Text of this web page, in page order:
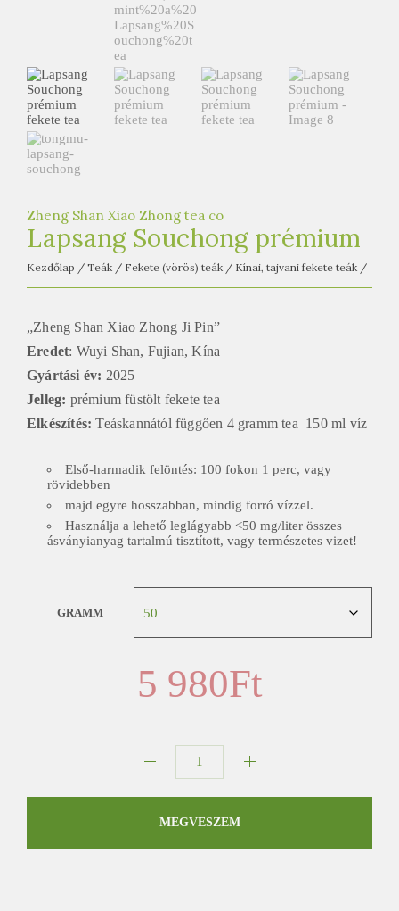
a
h
á
z
Zheng Shan Xiao Zhong tea co
Lapsang Souchong prémium
Kezdőlap / Teák / Fekete (vörös) teák / Kínai, tajvani fekete teák /
„Zheng Shan Xiao Zhong Ji Pin”
Eredet: Wuyi Shan, Fujian, Kína
Gyártási év: 2025
Jelleg: prémium füstölt fekete tea
Elkészítés:Teáskannától függően 4 gramm tea 150 ml víz
Első-harmadik felöntés: 100 fokon 1 perc, vagy
rövidebben
majd egyre hosszabban, mindig forró vízzel.
Használja a lehető leglágyabb <50 mg/liter összes
ásványianyag tartalmú tisztított, vagy természetes vizet!
GRAMM
5 980Ft
Souchong
MEGVESZEM